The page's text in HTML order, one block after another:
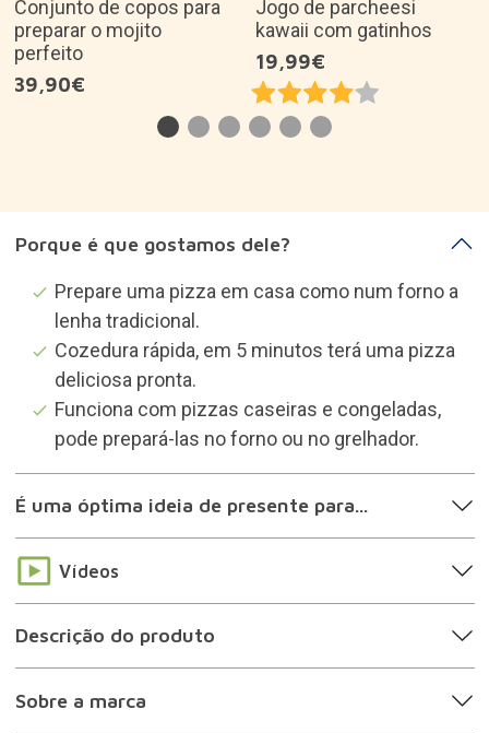
É uma óptima ideia de presente para...
Sobre a marca
Categorias que podem
interessar-te
Utensílios de cozinha
Prendas mulheres
Prendas o meu namorado